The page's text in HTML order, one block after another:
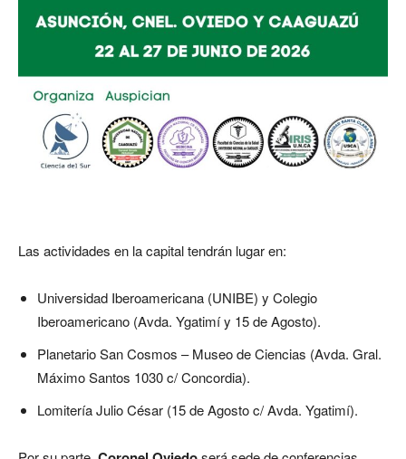
Las actividades en la capital tendrán lugar en:
Universidad Iberoamericana (UNIBE) y Colegio
Iberoamericano (Avda. Ygatimí y 15 de Agosto).
Planetario San Cosmos – Museo de Ciencias (Avda. Gral.
Máximo Santos 1030 c/ Concordia).
Lomitería Julio César (15 de Agosto c/ Avda. Ygatimí).